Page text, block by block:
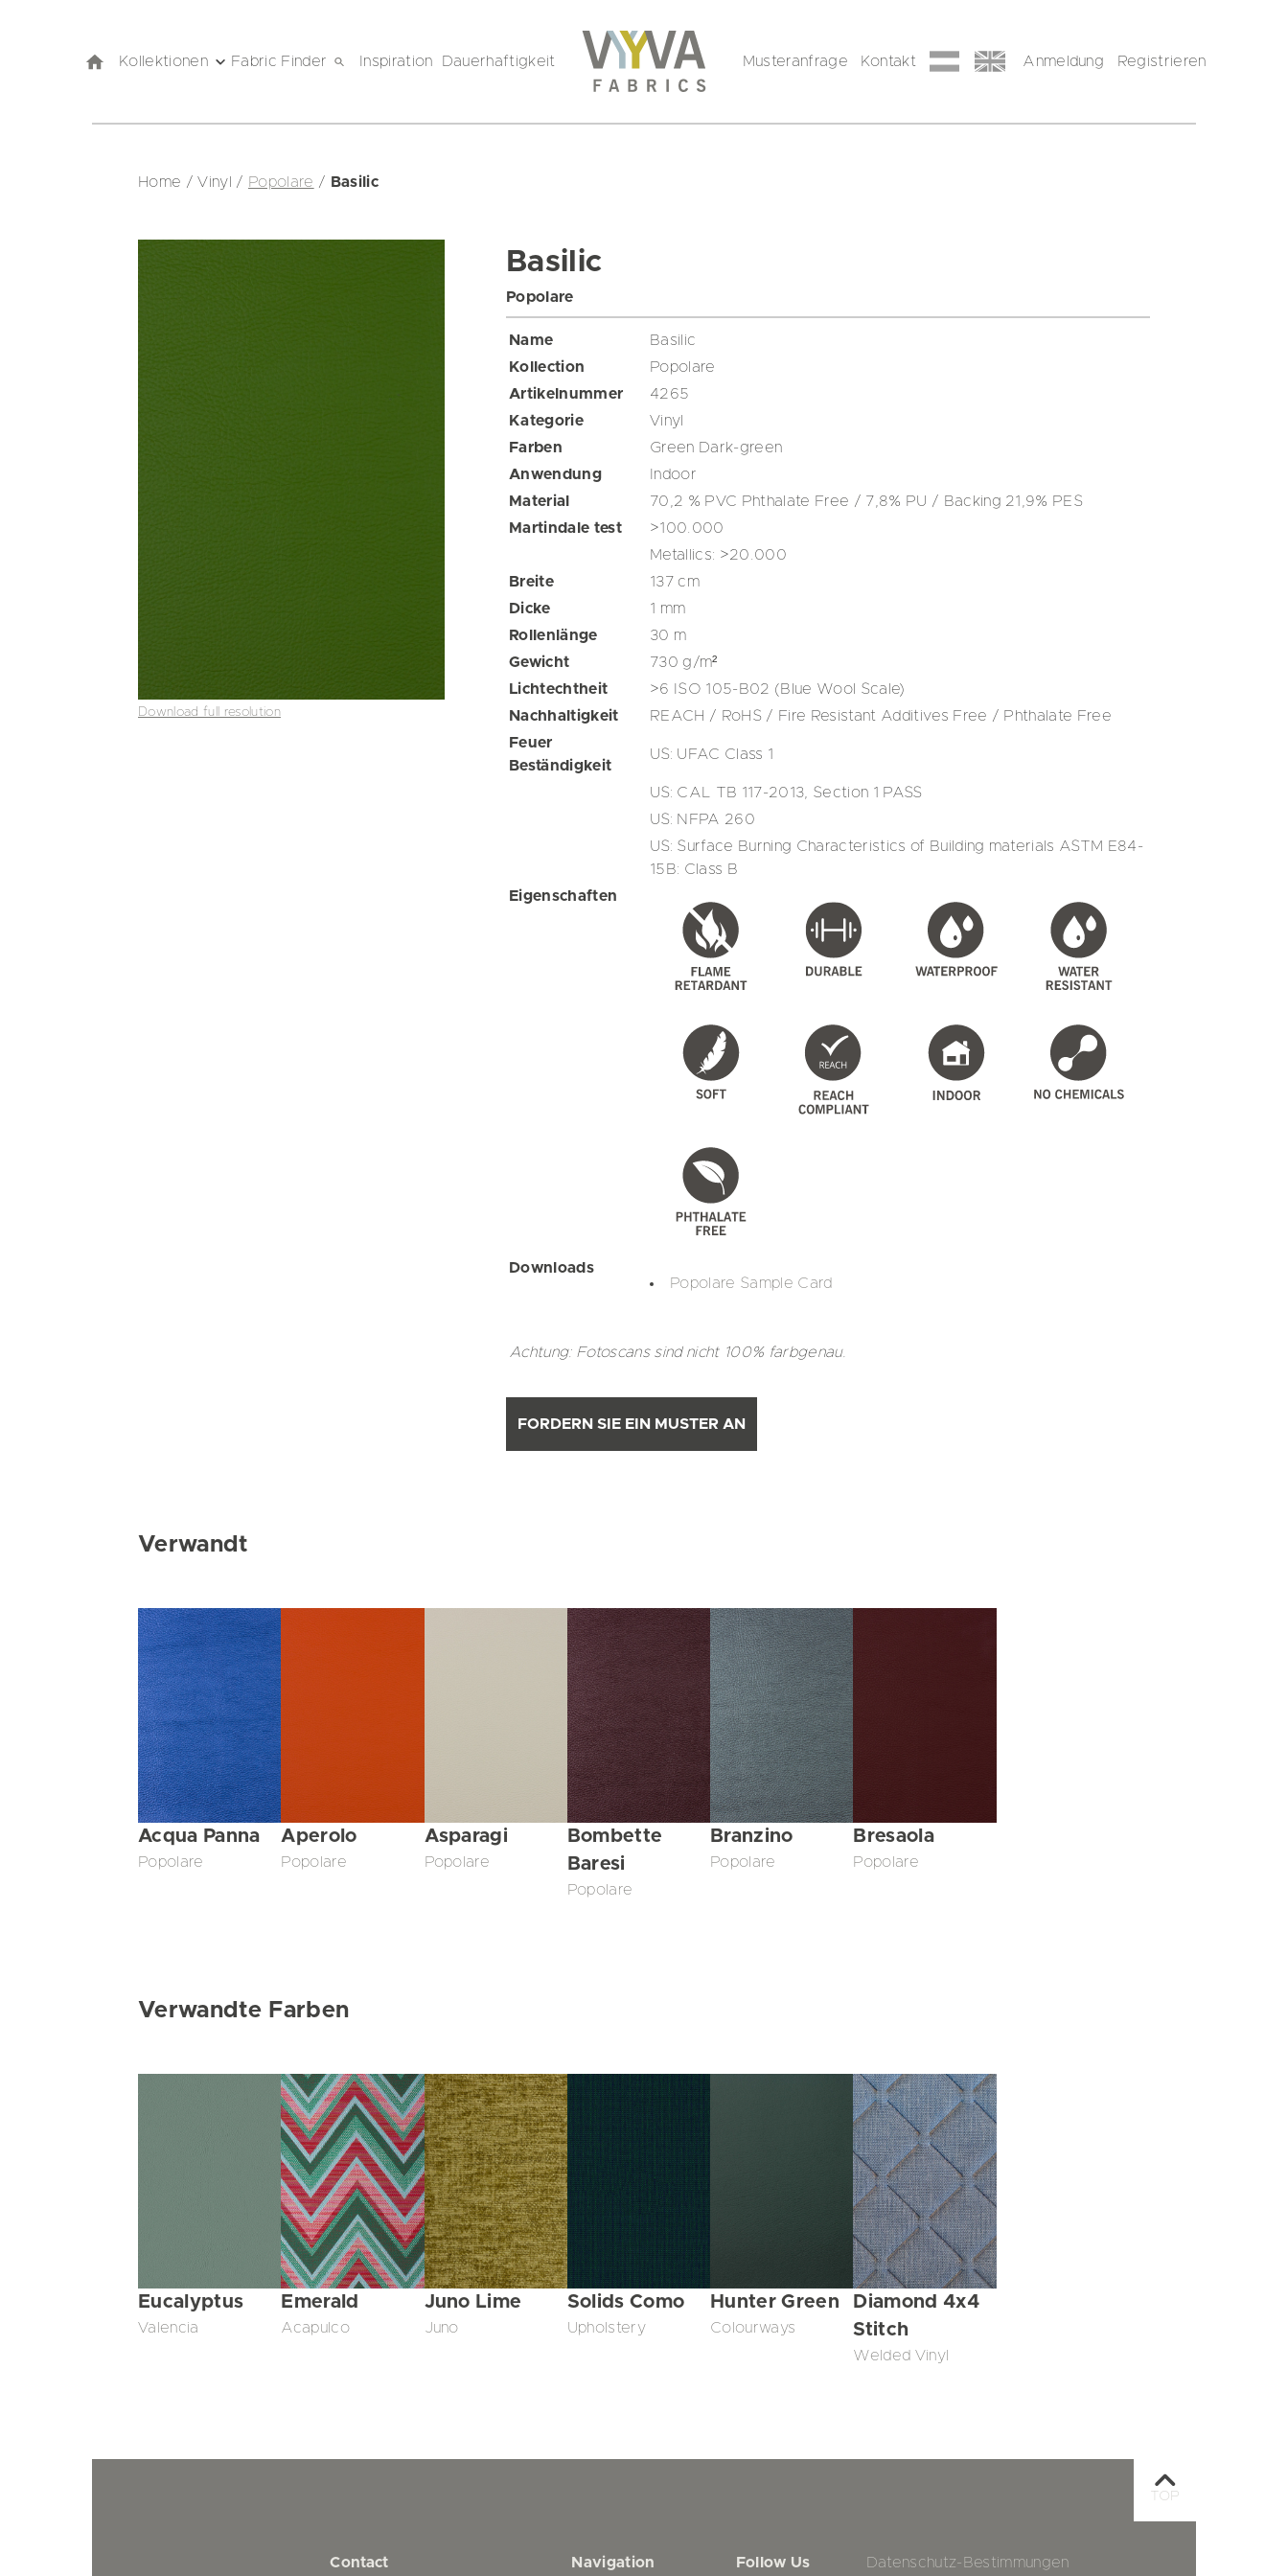
Kollektionen Fabric Finder Inspiration Dauerhaftigkeit Musteranfrage Kontakt Anmeldung Registrieren
Home /Vinyl / Popolare / Basilic
Download full resolution
Basilic
Popolare
Name
Basilic
Kollection
Popolare
Artikelnummer
4265
Kategorie
Vinyl
Farben
Green Dark-green
Anwendung
Indoor
Material
70,2 % PVC Phthalate Free / 7,8% PU / Backing 21,9% PES
Martindale test
>100.000
Metallics: >20.000
Breite
137cm
Dicke
1 mm
Rollenlänge
30 m
Gewicht
730g/m²
Lichtechtheit
>6 ISO 105-B02 (Blue Wool Scale)
Nachhaltigkeit
REACH / RoHS / Fire Resistant Additives Free / Phthalate Free
Feuer
Beständigkeit
US: UFAC Class 1
US: CAL TB 117-2013, Section 1 PASS
US: NFPA 260
US: Surface Burning Characteristics of Building materials ASTM E84-
15B: Class B
Eigenschaften
Downloads
Popolare Sample Card
Achtung: Fotoscans sind nicht 100% farbgenau.
FORDERN SIE EIN MUSTER AN
Verwandt
Acqua Panna
Popolare
Aperolo
Popolare
Asparagi
Popolare
Bombette
Baresi
Popolare
Branzino
Popolare
Bresaola
Popolare
Verwandte Farben
Eucalyptus
Valencia
Emerald
Acapulco
Juno Lime
Juno
Solids Como
Upholstery
Hunter Green
Colourways
Diamond 4x4
Stitch
Welded Vinyl
Contact Navigation Follow Us Datenschutz-Bestimmungen
TOP